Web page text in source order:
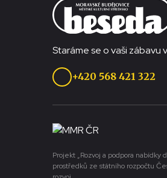
Staráme se o vaši zábavu
+420 568 421 322
Projekt „Rozvoj a podpora
prostředků ze státního rozpočtu